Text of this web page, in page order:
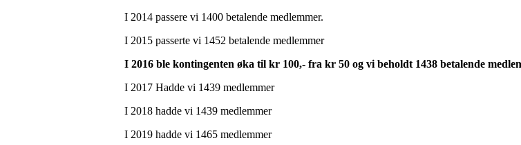
I 2014 passere vi 1400 betalende medlemmer.
I 2015 passerte vi 1452 betalende medlemmer
I 2016 ble kontingenten øka til kr 100,- fra kr 50 og vi beholdt 1438 betalende
I 2017 Hadde vi 1439 medlemmer
I 2018 hadde vi 1439 medlemmer
I 2019 hadde vi 1465 medlemmer